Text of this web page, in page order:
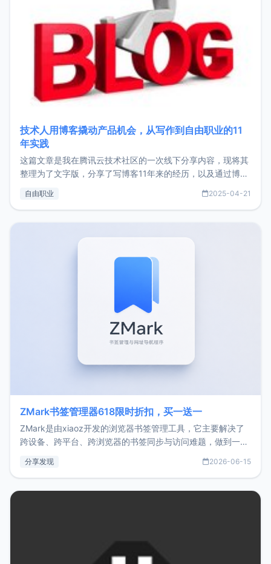
技术人用博客撬动产品机会，从写作到自由职业的11
年实践
这篇文章是我在腾讯云技术社区的一次线下分享内容，现将其
整理为了文字版，分享了写博客11年来的经历，以及通过博客
了我的首个产品ImgURL的真实数据和产品现状。自我介绍大
自由职业 2025-04-21
ZMark书签管理器618限时折扣，买一送一
ZMark是由xiaoz开发的浏览器书签管理工具，它主要解决了
跨设备、跨平台、跨浏览器的书签同步与访问难题，做到一处
用，让管理更高效。ZMark官网地址：
分享发现 2026-06-15